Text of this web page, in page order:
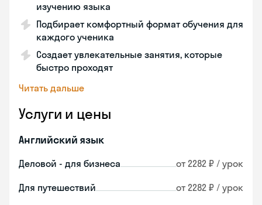
изучению языка
Подбирает комфортный формат обучения для
каждого ученика
Создает увлекательные занятия, которые
быстро проходят
Читать дальше
Услуги и цены
Английский язык
Деловой - для бизнеса от 2282 ₽ / урок
Для путешествий от 2282 ₽ / урок